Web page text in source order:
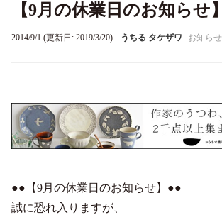
【9月の休業日のお知らせ】
2014/9/1 (更新日: 2019/3/20) うちる タケザワ お知らせ
●●【9月の休業日のお知らせ】●●
誠に恐れ入りますが、